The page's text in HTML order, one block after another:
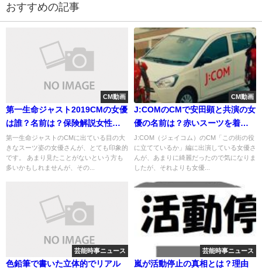
おすすめの記事
CM動画
第一生命ジャスト2019CMの女優
は誰？名前は？保険解説女性の
プロフィール
第一生命ジャストのCMに出ている目の大
きなスーツ姿の女優さんが、とても印象的
です。 あまり見たことがないという方も
多いかもしれませんが、その...
CM動画
J:COMのCMで安田顕と共演の女
優の名前は？赤いスーツを着る
女性は誰？
J:COM（ジェイコム）のCM「この街の役
に立てているか」編に出演している女優さ
んが、あまりに綺麗だったので気になりま
したが、それよりも女優...
芸能時事ニュース
色鉛筆で書いた立体的でリアル
芸能時事ニュース
嵐が活動停止の真相とは？理由